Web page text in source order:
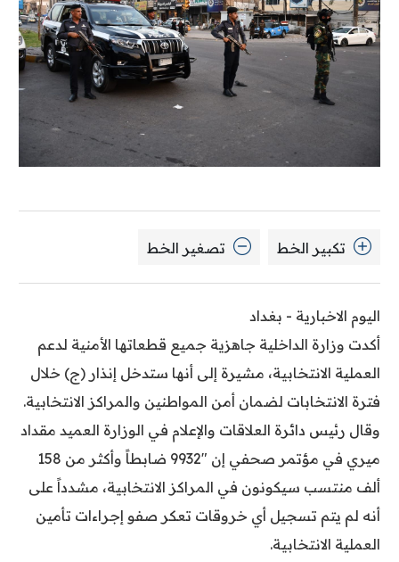
تكبير الخط تصغير الخط
اليوم الاخبارية - بغداد
أكدت وزارة الداخلية جاهزية جميع قطعاتها الأمنية لدعم
العملية الانتخابية، مشيرة إلى أنها ستدخل إنذار (ج) خلال
فترة الانتخابات لضمان أمن المواطنين والمراكز الانتخابية.
وقال رئيس دائرة العلاقات والإعلام في الوزارة العميد مقداد
ميري في مؤتمر صحفي إن "9932 ضابطاً وأكثر من 158
ألف منتسب سيكونون في المراكز الانتخابية، مشدداً على
أنه لم يتم تسجيل أي خروقات تعكر صفو إجراءات تأمين
العملية الانتخابية.